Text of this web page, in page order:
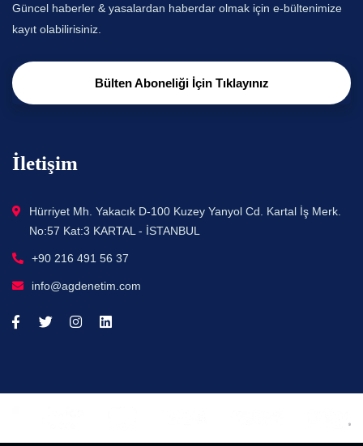
Güncel haberler & yasalardan haberdar olmak için e-bültenimize
kayıt olabilirisiniz.
Bülten Aboneliği İçin Tıklayınız
İletişim
Hürriyet Mh. Yakacık D-100 Kuzey Yanyol Cd. Kartal İş Merk.
No:57 Kat:3 KARTAL - İSTANBUL
+90 216 491 56 37
info@agdenetim.com